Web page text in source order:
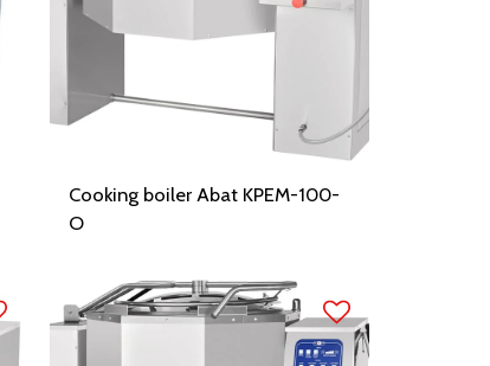
Cooking boiler Abat KPEM-100-
O